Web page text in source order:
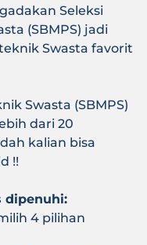
Seleksi
(SBMPS) jadi
Swasta favorit
Swasta (SBMPS)
dari 20
kalian bisa
!!
dipenuhi:
4 pilihan